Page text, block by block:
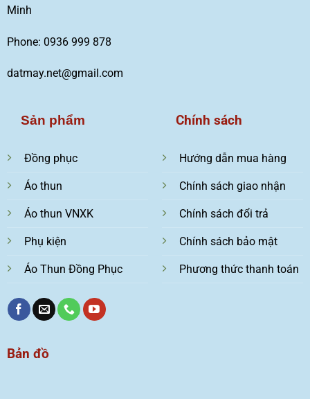
Minh
Phone: 0936 999 878
datmay.net@gmail.com
Sản phẩm
Đồng phục
Áo thun
Áo thun VNXK
Phụ kiện
Áo Thun Đồng Phục
Chính sách
Hướng dẫn mua hàng
Chính sách giao nhận
Chính sách đổi trả
Chính sách bảo mật
Phương thức thanh toán
Bản đồ